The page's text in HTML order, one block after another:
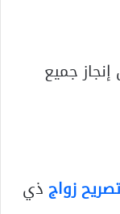
جميع
زواجذي